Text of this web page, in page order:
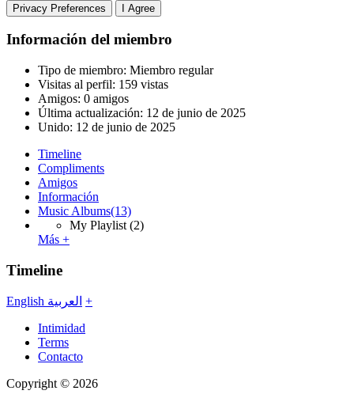
Privacy Preferences I Agree
Información del miembro
Tipo de miembro: Miembro regular
Visitas al perfil: 159 vistas
Amigos: 0 amigos
Última actualización: 12 de junio de 2025
Unido: 12 de junio de 2025
Timeline
Compliments
Amigos
Información
Music Albums(13)
My Playlist (2)
Más +
Timeline
English العربية +
Intimidad
Terms
Contacto
Copyright © 2026